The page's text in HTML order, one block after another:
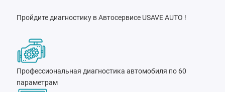
Пройдите диагностику в Автосервисе USAVE AUTO !
Профессиональная диагностика автомобиля по 60
параметрам